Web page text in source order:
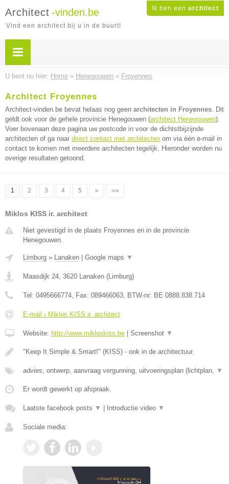
Ik ben een architect
Architect -vinden.be
Vind een architect bij u in de buurt!
U bent nu hier: Home » Henegouwen » Froyennes
Architect Froyennes
Architect-vinden.be bevat helaas nog geen architecten in Froyennes. Dit
geldt ook voor de gehele provincie Henegouwen (architect Henegouwen).
Voer bovenaan deze pagina uw postcode in voor de dichtstbijzijnde
architecten of ga naar direct contact met architecten om via één e-mail in
contact te komen met meerdere architecten tegelijk. Hieronder worden nu
overige resultaten getoond.
1 2 3 4 5 » »»
Miklos KISS ir. architect
Niet gevestigd in de plaats Froyennes en in de provincie
Henegouwen.
Limburg » Lanaken Google maps ▼
Maasdijk 24, 3620 Lanaken (Limburg)
Tel: 0495666774, Fax: 089466063, BTW-nr: BE 0888.838.714
E-mail › Miklos KISS ir. architect
Website: http://www.mikloskiss.be Screenshot ▼
"Keep It Simple & Smart!" (KISS) - ook in de architectuur.
advies, ontwerp, aanvraag vergunning, uitvoeringsplan (lichtplan, ▼
Er wordt gewerkt op afspraak.
Laatste facebook posts ▼ Introductie video ▼
Sociale media: